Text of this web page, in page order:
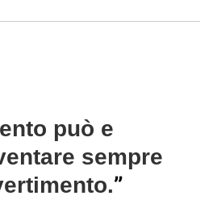
può e
sempre
”